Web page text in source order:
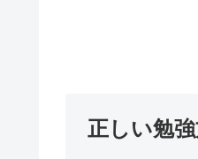
正しい勉